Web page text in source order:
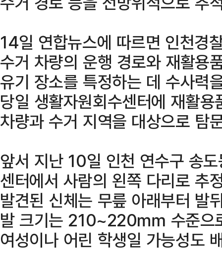
14일 연합뉴스에 따르면 인천경
수거 차량의 운행 경로와 재활용
유기 장소를 특정하는 데 수사력
당일 생활자원회수센터에 재활
차량과 수거 지역을 대상으로 탐
앞서 지난 10일 인천 연수구 송
센터에서 사람의 왼쪽 다리로 추
발견된 신체는 무릎 아래부터
발 크기는 210~220㎜ 수준으
여성이나 어린 학생일 가능성도